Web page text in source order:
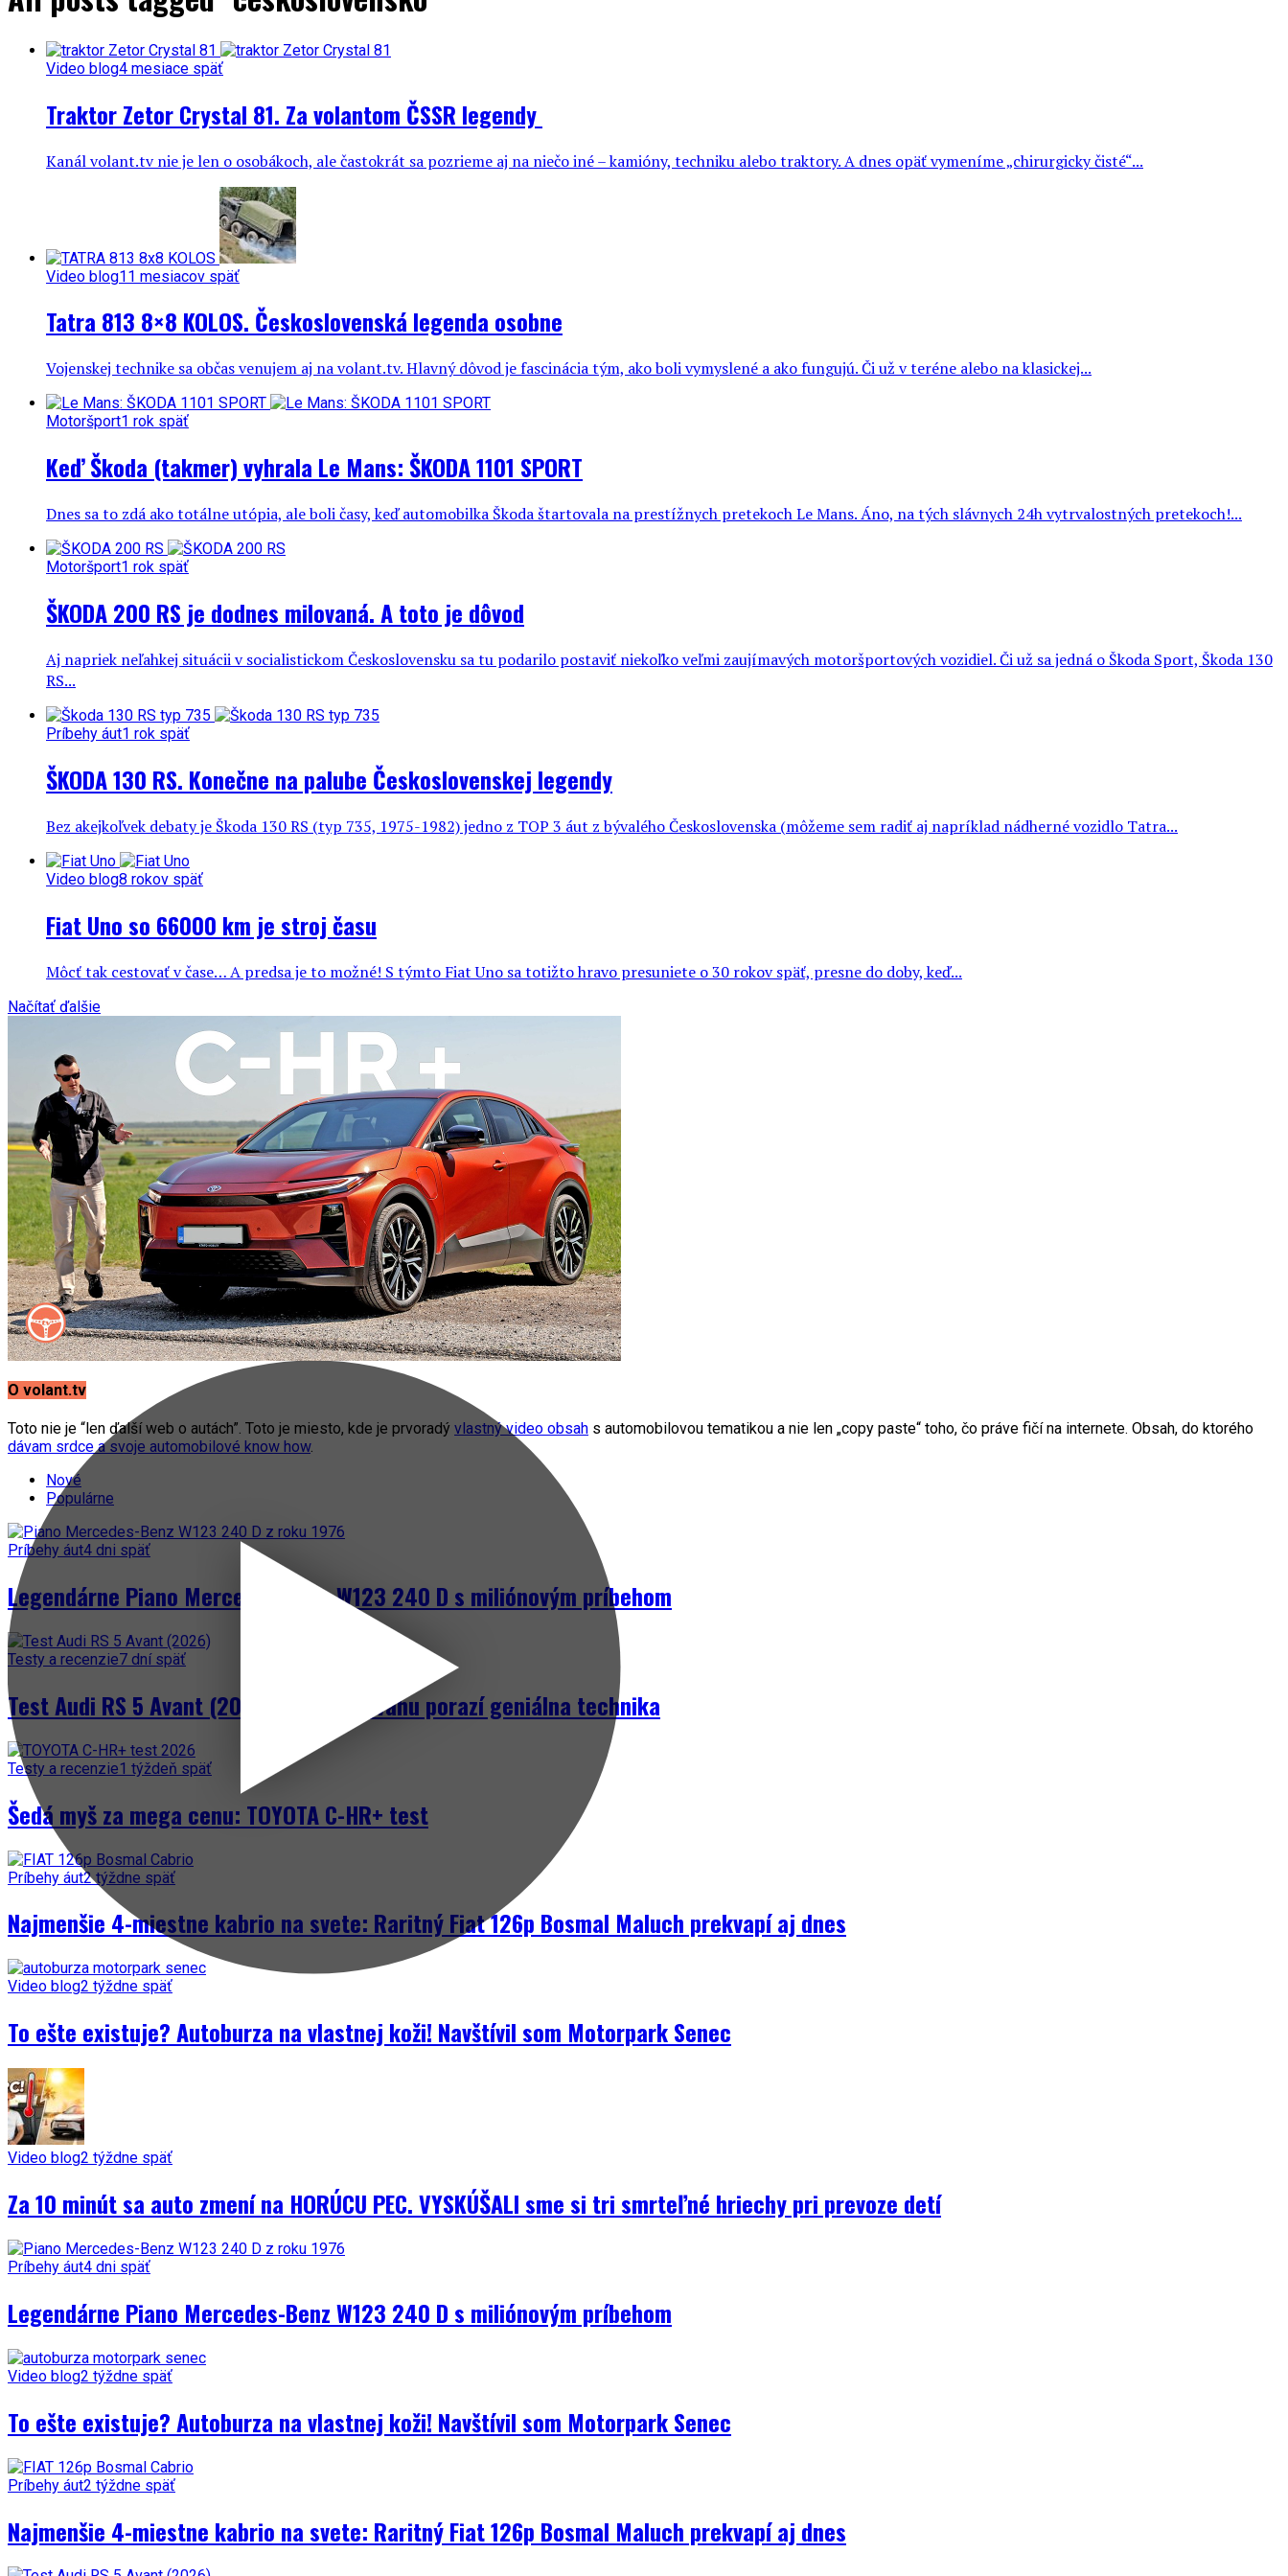
Video blog4 mesiace späť
Traktor Zetor Crystal 81. Za volantom ČSSR legendy
Kanál volant.tv nie je len o osobákoch, ale častokrát sa pozrieme aj na niečo iné – kamióny, techniku alebo traktory. A dnes opäť vymeníme „chirurgicky čisté“...
Video blog11 mesiacov späť
Tatra 813 8×8 KOLOS. Československá legenda osobne
Vojenskej technike sa občas venujem aj na volant.tv. Hlavný dôvod je fascinácia tým, ako boli vymyslené a ako fungujú. Či už v teréne alebo na klasickej...
Motoršport1 rok späť
Keď Škoda (takmer) vyhrala Le Mans: ŠKODA 1101 SPORT
Dnes sa to zdá ako totálne utópia, ale boli časy, keď automobilka Škoda štartovala na prestížnych pretekoch Le Mans. Áno, na tých slávnych 24h vytrvalostných pretekoch!...
Motoršport1 rok späť
ŠKODA 200 RS je dodnes milovaná. A toto je dôvod
Aj napriek neľahkej situácii v socialistickom Československu sa tu podarilo postaviť niekoľko veľmi zaujímavých motoršportových vozidiel. Či už sa jedná o Škoda Sport, Škoda 130
RS...
Príbehy áut1 rok späť
ŠKODA 130 RS. Konečne na palube Československej legendy
Bez akejkoľvek debaty je Škoda 130 RS (typ 735, 1975-1982) jedno z TOP 3 áut z bývalého Československa (môžeme sem radiť aj napríklad nádherné vozidlo Tatra...
Video blog8 rokov späť
Fiat Uno so 66000 km je stroj času
Môcť tak cestovať v čase… A predsa je to možné! S týmto Fiat Uno sa totižto hravo presuniete o 30 rokov späť, presne do doby, keď...
Načítať ďalšie
O volant.tv
Toto nie je “len ďalší web o autách”. Toto je miesto, kde je prvoradý vlastný video obsah s automobilovou tematikou a nie len „copy paste“ toho, čo práve fičí na internete. Obsah, do ktorého
dávam srdce a svoje automobilové know how.
Nové
Populárne
Príbehy áut4 dni späť
Legendárne Piano Mercedes-Benz W123 240 D s miliónovým príbehom
Testy a recenzie7 dní späť
Test Audi RS 5 Avant (2026) – keď nadváhu porazí geniálna technika
Testy a recenzie1 týždeň späť
Šedá myš za mega cenu: TOYOTA C-HR+ test
Príbehy áut2 týždne späť
Najmenšie 4-miestne kabrio na svete: Raritný Fiat 126p Bosmal Maluch prekvapí aj dnes
Video blog2 týždne späť
To ešte existuje? Autoburza na vlastnej koži! Navštívil som Motorpark Senec
Video blog2 týždne späť
Za 10 minút sa auto zmení na HORÚCU PEC. VYSKÚŠALI sme si tri smrteľné hriechy pri prevoze detí
Príbehy áut4 dni späť
Legendárne Piano Mercedes-Benz W123 240 D s miliónovým príbehom
Video blog2 týždne späť
To ešte existuje? Autoburza na vlastnej koži! Navštívil som Motorpark Senec
Príbehy áut2 týždne späť
Najmenšie 4-miestne kabrio na svete: Raritný Fiat 126p Bosmal Maluch prekvapí aj dnes